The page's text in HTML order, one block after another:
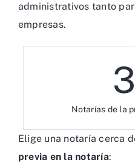
administrativos tanto
empresas.
Notarías de la
Elige una notaría cerca
previa en la notaría: